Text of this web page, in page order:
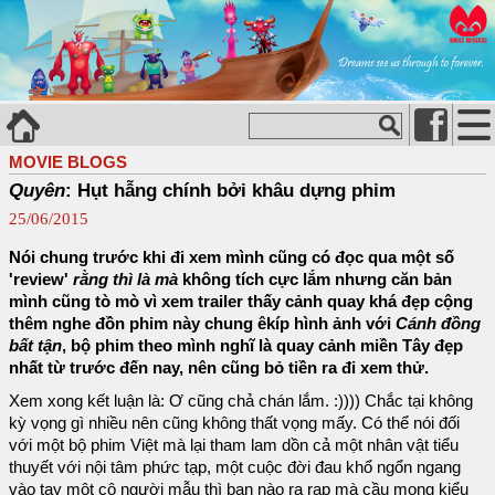
MOVIE BLOGS
Quyên: Hụt hẫng chính bởi khâu dựng phim
25/06/2015
Nói chung trước khi đi xem mình cũng có đọc qua một số
'review' rằng thì là mà không tích cực lắm nhưng căn bản
mình cũng tò mò vì xem trailer thấy cảnh quay khá đẹp cộng
thêm nghe đồn phim này chung êkíp hình ảnh với Cánh đồng
bất tận, bộ phim theo mình nghĩ là quay cảnh miền Tây đẹp
nhất từ trước đến nay, nên cũng bỏ tiền ra đi xem thử.
Xem xong kết luận là: Ơ cũng chả chán lắm. :)))) Chắc tại không
kỳ vọng gì nhiều nên cũng không thất vọng mấy. Có thể nói đối
với một bộ phim Việt mà lại tham lam dồn cả một nhân vật tiểu
thuyết với nội tâm phức tạp, một cuộc đời đau khổ ngổn ngang
vào tay một cô người mẫu thì bạn nào ra rạp mà cầu mong kiểu